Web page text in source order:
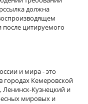
должна
после цитируемого
и мира - это
Кемеровской
Ленинск-Кузнецкий и
мировых и